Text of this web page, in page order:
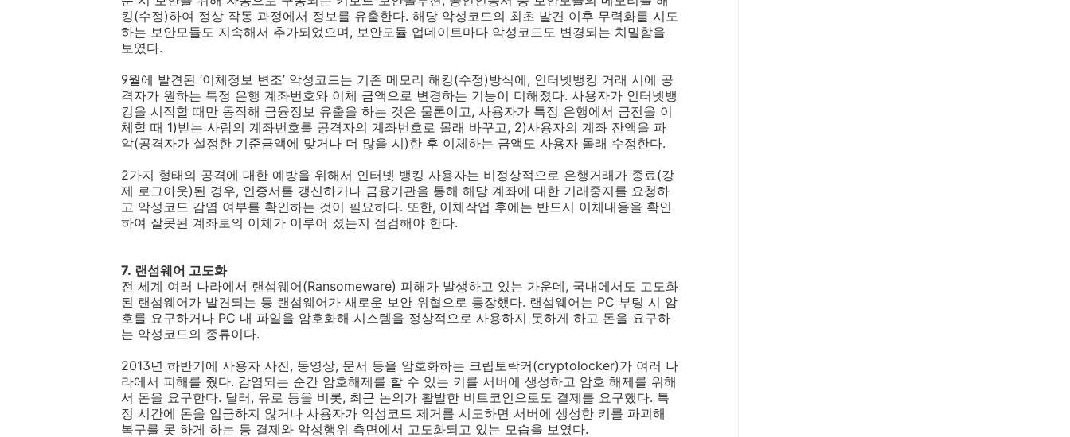
킹(수정)하여 정상 작동 과정에서 정보를 유출한다. 해당 악성코드의 최초 발견 이후 무력화를 시도
하는 보안모듈도 지속해서 추가되었으며, 보안모듈 업데이트마다 악성코드도 변경되는 치밀함을
보였다.
9월에 발견된 ‘이체정보 변조’ 악성코드는 기존 메모리 해킹(수정)방식에, 인터넷뱅킹 거래 시에 공
격자가 원하는 특정 은행 계좌번호와 이체 금액으로 변경하는 기능이 더해졌다. 사용자가 인터넷뱅
킹을 시작할 때만 동작해 금융정보 유출을 하는 것은 물론이고, 사용자가 특정 은행에서 금전을 이
체할 때 1)받는 사람의 계좌번호를 공격자의 계좌번호로 몰래 바꾸고, 2)사용자의 계좌 잔액을 파
악(공격자가 설정한 기준금액에 맞거나 더 많을 시)한 후 이체하는 금액도 사용자 몰래 수정한다.
2가지 형태의 공격에 대한 예방을 위해서 인터넷 뱅킹 사용자는 비정상적으로 은행거래가 종료(강
제 로그아웃)된 경우, 인증서를 갱신하거나 금융기관을 통해 해당 계좌에 대한 거래중지를 요청하
고 악성코드 감염 여부를 확인하는 것이 필요하다. 또한, 이체작업 후에는 반드시 이체내용을 확인
하여 잘못된 계좌로의 이체가 이루어 졌는지 점검해야 한다.
7. 랜섬웨어 고도화
전 세계 여러 나라에서 랜섬웨어(Ransomeware) 피해가 발생하고 있는 가운데, 국내에서도 고도화
된 랜섬웨어가 발견되는 등 랜섬웨어가 새로운 보안 위협으로 등장했다. 랜섬웨어는 PC 부팅 시 암
호를 요구하거나 PC 내 파일을 암호화해 시스템을 정상적으로 사용하지 못하게 하고 돈을 요구하
는 악성코드의 종류이다.
2013년 하반기에 사용자 사진, 동영상, 문서 등을 암호화하는 크립토락커(cryptolocker)가 여러 나
라에서 피해를 줬다. 감염되는 순간 암호해제를 할 수 있는 키를 서버에 생성하고 암호 해제를 위해
서 돈을 요구한다. 달러, 유로 등을 비롯, 최근 논의가 활발한 비트코인으로도 결제를 요구했다. 특
정 시간에 돈을 입금하지 않거나 사용자가 악성코드 제거를 시도하면 서버에 생성한 키를 파괴해
복구를 못 하게 하는 등 결제와 악성행위 측면에서 고도화되고 있는 모습을 보였다.